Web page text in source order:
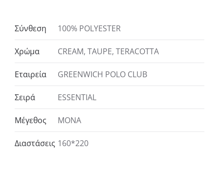
Σύνθεση 100% POLYESTER
Χρώμα CREAM, TAUPE, TERACOTTA
Εταιρεία GREENWICH POLO CLUB
Σειρά ESSENTIAL
Μέγεθος ΜΟΝΑ
Διαστάσεις 160*220